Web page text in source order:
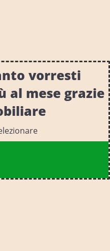
vorresti
al mese grazie